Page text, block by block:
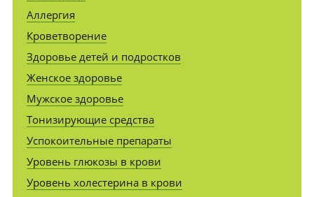
Аллергия
Кроветворение
Здоровье детей и подростков
Женское здоровье
Мужское здоровье
Тонизирующие средства
Успокоительные препараты
Уровень глюкозы в крови
Уровень холестерина в крови